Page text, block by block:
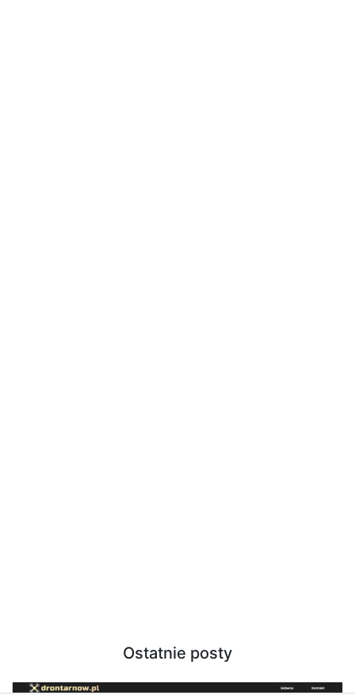
Ostatnie posty